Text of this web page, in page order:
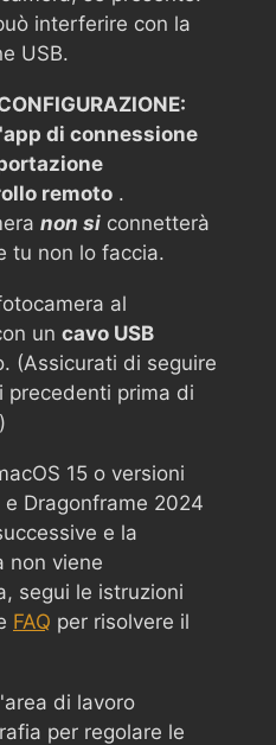
interferire con la
USB.
di connessione
remoto .
non si connetterà
tu non lo faccia.
al
un cavo USB
(Assicurati di seguire
precedenti prima di
15 o versioni
e Dragonframe 2024
e la
non viene
segui le istruzioni
FAQ per risolvere il
di lavoro
per regolare le